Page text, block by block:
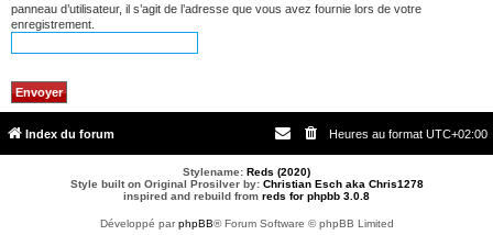
panneau d’utilisateur, il s’agit de l’adresse que vous avez fournie lors de votre
enregistrement.
Index du forum Heures au format UTC+02:00
Stylename: Reds (2020)
Style built on Original Prosilver by: Christian Esch aka Chris1278
inspired and rebuild from reds for phpbb 3.0.8
Développé parphpBB® Forum Software © phpBB Limited